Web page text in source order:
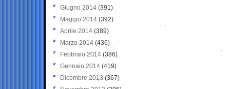
Giugno 2014 (391)
Maggio 2014 (392)
Aprile 2014 (389)
Marzo 2014 (436)
Febbraio 2014 (386)
Gennaio 2014 (419)
Dicembre 2013 (367)